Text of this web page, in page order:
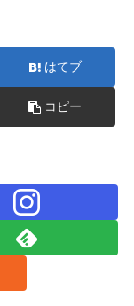
はてブ
コピー